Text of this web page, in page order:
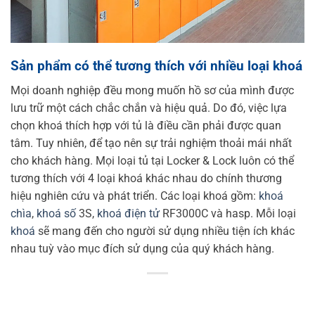
Sản phẩm có thể tương thích với nhiều loại khoá
Mọi doanh nghiệp đều mong muốn hồ sơ của mình được
lưu trữ một cách chắc chắn và hiệu quả. Do đó, việc lựa
chọn khoá thích hợp với tủ là điều cần phải được quan
tâm. Tuy nhiên, để tạo nên sự trải nghiệm thoải mái nhất
cho khách hàng. Mọi loại tủ tại Locker & Lock luôn có thể
tương thích với 4 loại khoá khác nhau do chính thương
hiệu nghiên cứu và phát triển. Các loại khoá gồm: khoá
chìa, khoá số3S, khoá điện tử RF3000C và hasp. Mỗi loại
khoá sẽ mang đến cho người sử dụng nhiều tiện ích khác
nhau tuỳ vào mục đích sử dụng của quý khách hàng.